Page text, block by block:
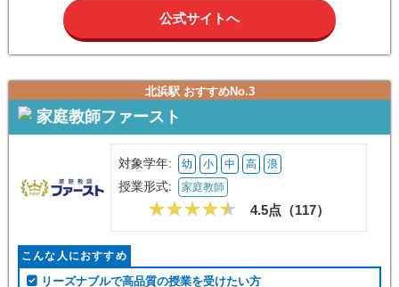
公式サイトへ
北浜駅 おすすめNo.3
家庭教師ファースト
対象学年: 幼 小 中 高 浪
授業形式: 家庭教師
4.5点（117）
こんな人におすすめ
リーズナブルで高品質の授業を受けたい方